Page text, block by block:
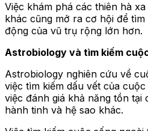
Việc khám phá các thiên hà
khác cũng mở ra cơ hội để
động của vũ trụ rộng lớn hơn.
Astrobiology và tìm kiếm
Astrobiology nghiên cứu về
việc tìm kiếm dấu vết của
việc đánh giá khả năng tồn tại
hành tinh và hệ sao khác.